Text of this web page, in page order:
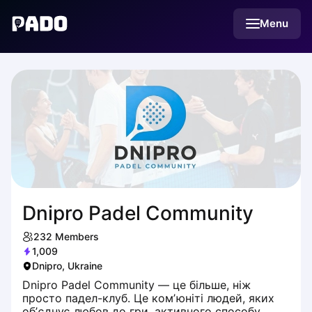
Menu
Українська
Dnipro Padel Community
232 Members
1,009
Dnipro, Ukraine
Dnipro Padel Community — це більше, ніж
просто падел-клуб. Це комʼюніті людей, яких